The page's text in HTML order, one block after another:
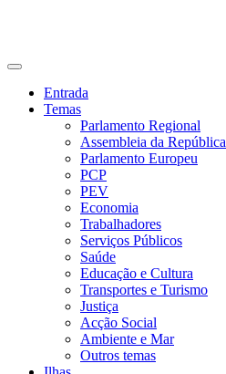
Entrada
Temas
Parlamento Regional
Assembleia da República
Parlamento Europeu
PCP
PEV
Economia
Trabalhadores
Serviços Públicos
Saúde
Educação e Cultura
Transportes e Turismo
Justiça
Acção Social
Ambiente e Mar
Outros temas